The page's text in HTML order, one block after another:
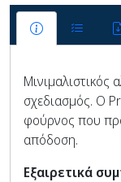
Μινιμαλιστικός
σχεδιασμός. Ο
φούρνος που
απόδοση.
Εξαιρετικά